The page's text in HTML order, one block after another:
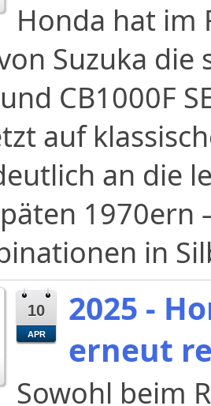
Honda hat im
Suzuka
CB1000F
auf
an die
1970ern
in
10
APR
2025 -
erneut
Sowohl beim